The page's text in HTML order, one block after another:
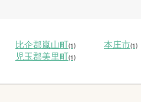
比企郡嵐山町(1) 本庄市(1)
児玉郡美里町(1)